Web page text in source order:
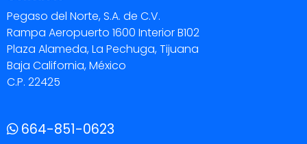
Pegaso del Norte, S.A. de C.V.
Rampa Aeropuerto 1600 Interior B102
Plaza Alameda, La Pechuga, Tijuana
Baja California, México
C.P. 22425
664-851-0623